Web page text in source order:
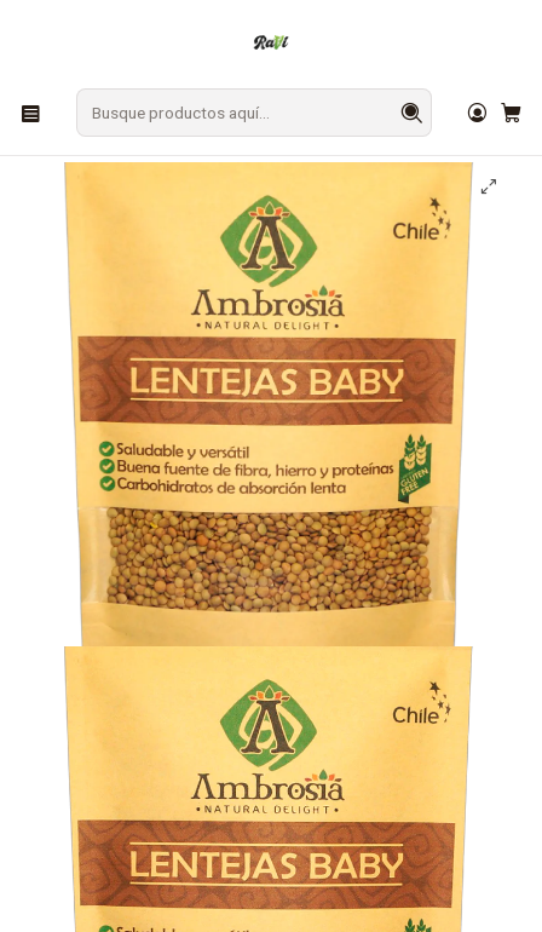
Lentejas Baby Sin Gluten 500g Ambrosía